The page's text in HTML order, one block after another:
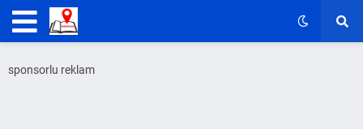
sponsorlu reklam